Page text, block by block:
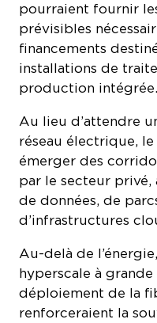
prévisibles
financements
installations de
production intégrée.
réseau électrique,
émerger des
par le secteur privé,
de données, de
d’infrastructures
hyperscale à grande
déploiement de la
renforceraient la
soutiendraient